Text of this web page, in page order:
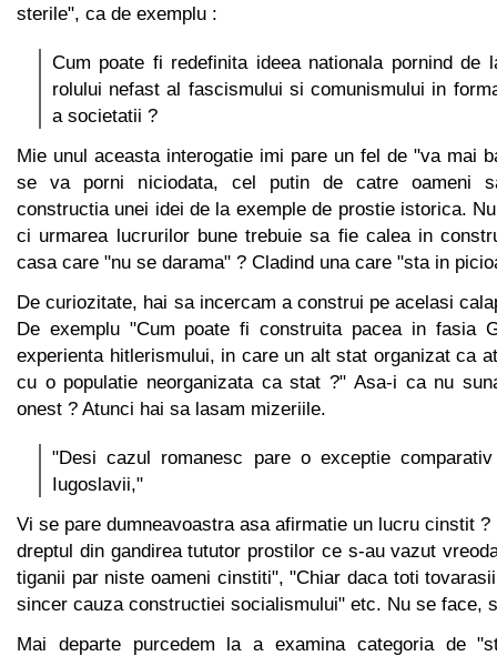
sterile", ca de exemplu :
Cum poate fi redefinita ideea nationala pornind de
rolului nefast al fascismului si comunismului in
a societatii ?
Mie unul aceasta interogatie imi pare un fel de "va mai
se va porni niciodata, cel putin de catre oameni
constructia unei idei de la exemple de prostie istorica.
ci urmarea lucrurilor bune trebuie sa fie calea in
casa care "nu se darama" ? Cladind una care "sta in
De curiozitate, hai sa incercam a construi pe acelasi
De exemplu "Cum poate fi construita pacea in fasia
experienta hitlerismului, in care un alt stat organizat ca
cu o populatie neorganizata ca stat ?" Asa-i ca nu
onest ? Atunci hai sa lasam mizeriile.
"Desi cazul romanesc pare o exceptie
Iugoslavii,"
Vi se pare dumneavoastra asa afirmatie un lucru cinstit
dreptul din gandirea tututor prostilor ce s-au vazut
tiganii par niste oameni cinstiti", "Chiar daca toti
sincer cauza constructiei socialismului" etc. Nu se face,
Mai departe purcedem la a examina categoria de